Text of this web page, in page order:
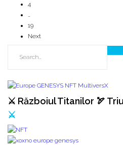
4
…
19
Next
⚔️ Războiul Titanilor 🏹
⚔️